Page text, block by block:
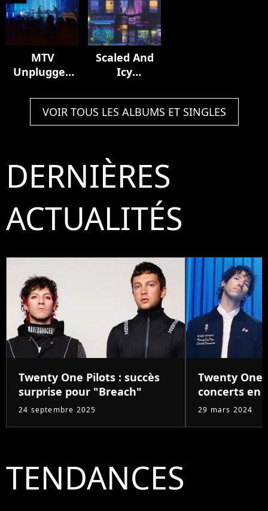
MTV
Unplugged
Scaled And
Icy
Version)
VOIR TOUS LES ALBUMS ET SINGLES
DERNIÈRES
ACTUALITÉS
Twenty One Pilots : succès
surprise pour "Breach"
24 septembre 2025
Twenty One
concerts en
29 mars 2024
TENDANCES